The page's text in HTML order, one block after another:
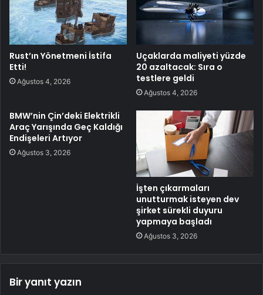
Rust’ın Yönetmeni İstifa
Etti!
Ağustos 4, 2026
Uçaklarda maliyeti yüzde
20 azaltacak: Sıra o
testlere geldi
Ağustos 4, 2026
BMW’nin Çin’deki Elektrikli
Araç Yarışında Geç Kaldığı
Endişeleri Artıyor
Ağustos 3, 2026
İşten çıkarmaları
unutturmak isteyen dev
şirket sürekli duyuru
yapmaya başladı
Ağustos 3, 2026
Bir yanıt yazın